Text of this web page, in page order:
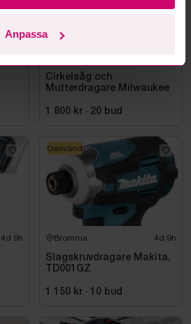
Anpassa
Cirkelsåg och
Mutterdragare Milwaukee
1 800 kr · 20 bud
4d 9h Bromma 4d 9h
Slagskruvdragare Makita,
TD001GZ
1 150 kr · 10 bud
Oanvänd